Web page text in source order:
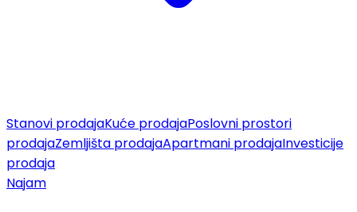
Stanovi prodajaKuće prodajaPoslovni prostori
prodajaZemljišta prodajaApartmani prodajaInvesticije
prodaja
Najam